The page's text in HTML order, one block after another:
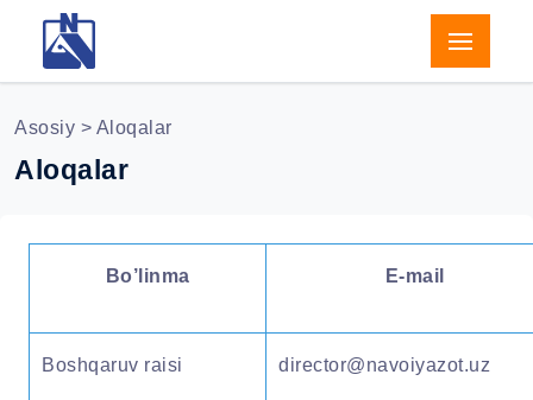
Asosiy > Aloqalar
Aloqalar
Bo’linma E-mail
Boshqaruv raisi director@navoiyazot.uz